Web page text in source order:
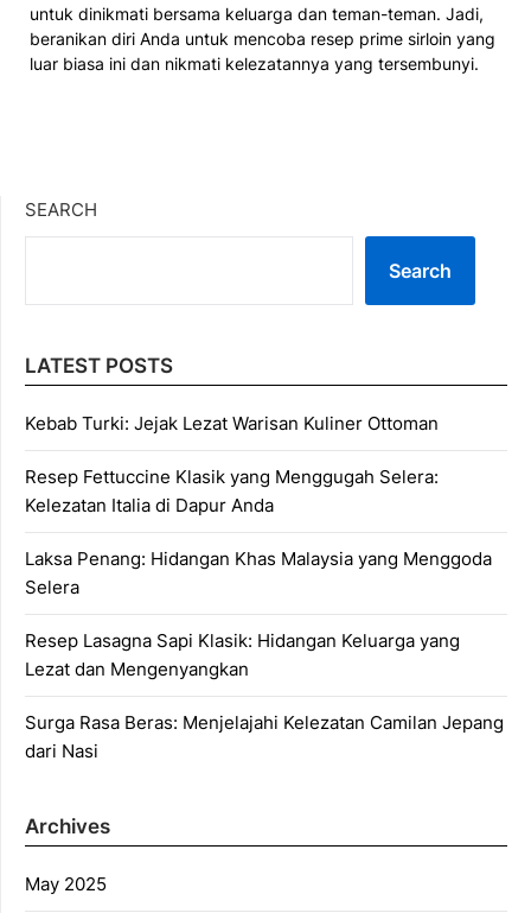
untuk dinikmati bersama keluarga dan teman-teman. Jadi,
beranikan diri Anda untuk mencoba resep prime sirloin yang
luar biasa ini dan nikmati kelezatannya yang tersembunyi.
SEARCH
Search
LATEST POSTS
Kebab Turki: Jejak Lezat Warisan Kuliner Ottoman
Resep Fettuccine Klasik yang Menggugah Selera:
Kelezatan Italia di Dapur Anda
Laksa Penang: Hidangan Khas Malaysia yang Menggoda
Selera
Resep Lasagna Sapi Klasik: Hidangan Keluarga yang
Lezat dan Mengenyangkan
Surga Rasa Beras: Menjelajahi Kelezatan Camilan Jepang
dari Nasi
Archives
May 2025